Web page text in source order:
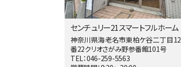
バ19分 歩8分
開放感があり日当たり良好な南西・北西角
地区画。 …
第6位
3,680万円
センチュリー21スマートフルホーム
神奈川県海老名市東柏ケ谷二丁目12
番22クリオさがみ野参番館101号
TEL：046-259-5563